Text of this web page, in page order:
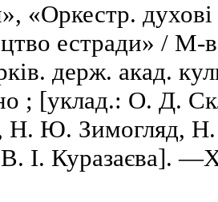
«Оркестр.
естради» / М-
держ. акад.
; [уклад.: О. Д.
Н. Ю. Зимогляд,
І. Куразаєва].